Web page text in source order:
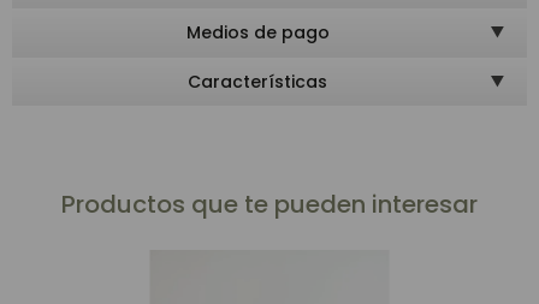
Medios de pago
Características
Productos que te pueden interesar